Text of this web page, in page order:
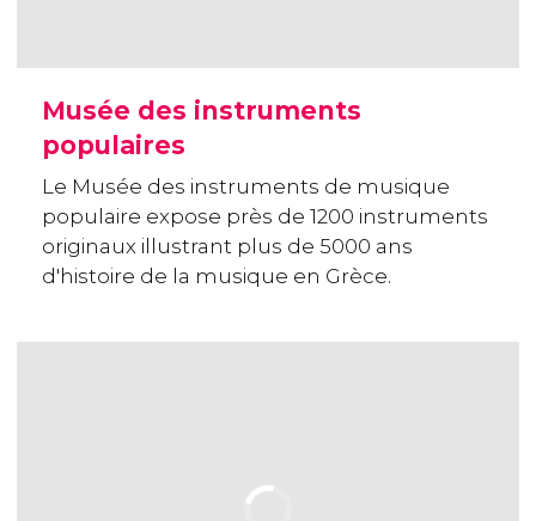
Musée des instruments
populaires
Le Musée des instruments de musique
populaire expose près de 1200 instruments
originaux illustrant plus de 5000 ans
d'histoire de la musique en Grèce.